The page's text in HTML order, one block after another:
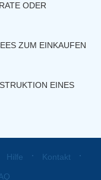
ODER
ZUM EINKAUFEN
EINES
Hilfe ⋅ Kontakt ⋅